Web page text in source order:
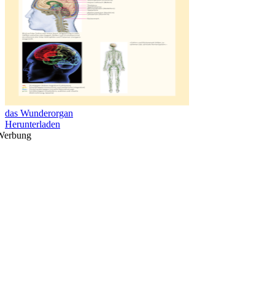
das Wunderorgan
Herunterladen